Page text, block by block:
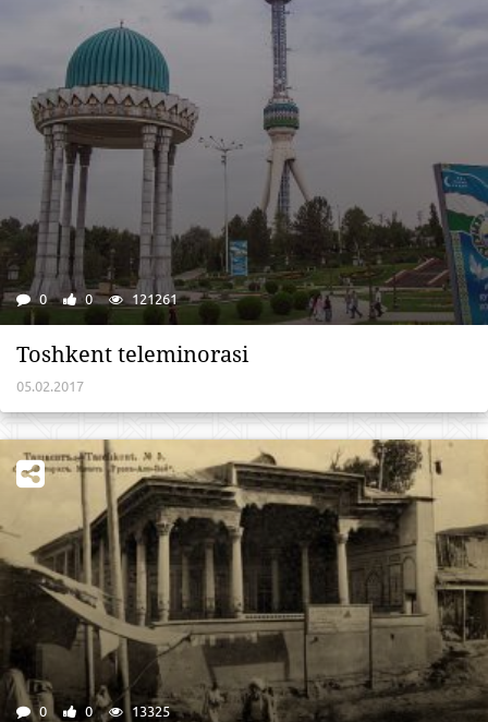
0 0 121261
Toshkent teleminorasi
05.02.2017
0 0 13325